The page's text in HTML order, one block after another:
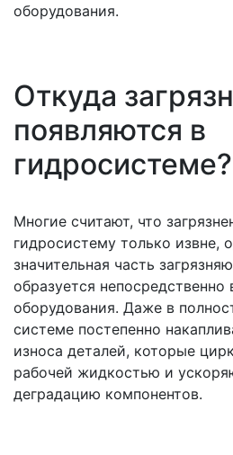
оборудования.
Откуда
появляются в
гидросистеме?
Многие считают, что
гидросистему только извне,
значительная часть
образуется
оборудования. Даже в
системе постепенно
износа деталей, которые
рабочей жидкостью и
деградацию компонентов.